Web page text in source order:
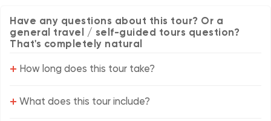
Have any questions about this tour? Or a
general travel / self-guided tours question?
That's completely natural
+ How long does this tour take?
+ What does this tour include?